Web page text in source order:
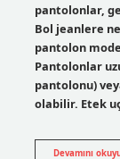
pantolonlar,
Bol jeanlere
pantolon
Pantolonlar
pantolonu)
olabilir. Etek
Devamını